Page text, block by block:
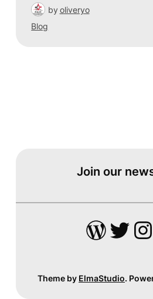
by oliveryo
Blog
Join our
Theme by ElmaStudio.